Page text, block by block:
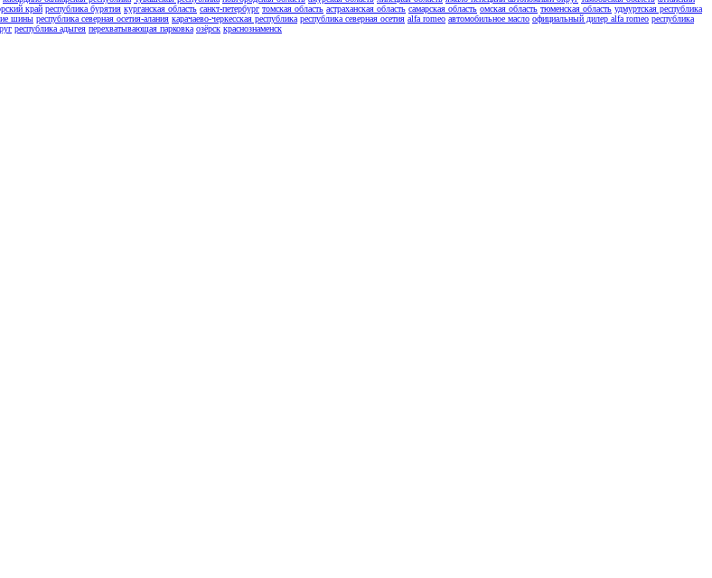
край республика бурятия курганская область санкт-петербург томская область астраханская область самарская область омская область тюменская область удмуртская республика
шины республика северная осетия-алания карачаево-черкесская республика республика северная осетия alfa romeo автомобильное масло официальный дилер alfa romeo республика
республика адыгея перехватывающая парковка озёрск краснознаменск